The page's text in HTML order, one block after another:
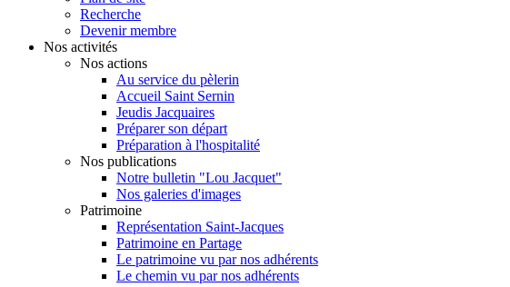
Recherche
Devenir membre
Nos activités
Nos actions
Au service du pèlerin
Accueil Saint Sernin
Jeudis Jacquaires
Préparer son départ
Préparation à l'hospitalité
Nos publications
Notre bulletin "Lou Jacquet"
Nos galeries d'images
Patrimoine
Représentation Saint-Jacques
Patrimoine en Partage
Le patrimoine vu par nos adhérents
Le chemin vu par nos adhérents